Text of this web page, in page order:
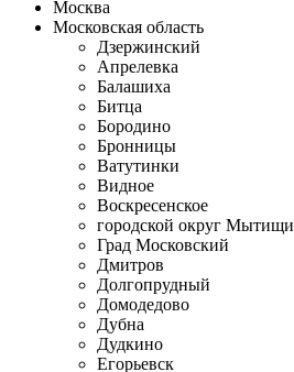
Москва
Московская область
Дзержинский
Апрелевка
Балашиха
Битца
Бородино
Бронницы
Ватутинки
Видное
Воскресенское
городской округ Мытищи
Град Московский
Дмитров
Долгопрудный
Домодедово
Дубна
Дудкино
Егорьевск